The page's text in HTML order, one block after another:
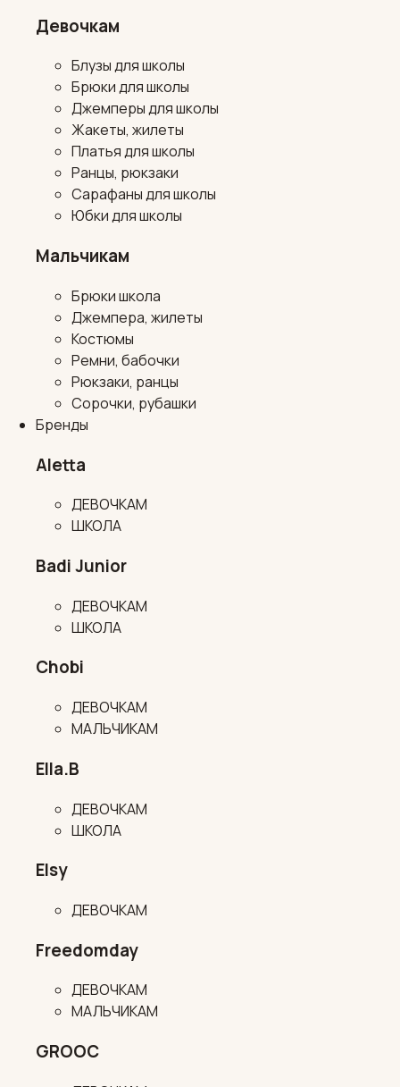
Девочкам
Блузы для школы
Брюки для школы
Джемперы для школы
Жакеты, жилеты
Платья для школы
Ранцы, рюкзаки
Сарафаны для школы
Юбки для школы
Мальчикам
Брюки школа
Джемпера, жилеты
Костюмы
Ремни, бабочки
Рюкзаки, ранцы
Сорочки, рубашки
Бренды
Aletta
ДЕВОЧКАМ
ШКОЛА
Badi Junior
ДЕВОЧКАМ
ШКОЛА
Chobi
ДЕВОЧКАМ
МАЛЬЧИКАМ
Ella.B
ДЕВОЧКАМ
ШКОЛА
Elsy
ДЕВОЧКАМ
Freedomday
ДЕВОЧКАМ
МАЛЬЧИКАМ
GROOC